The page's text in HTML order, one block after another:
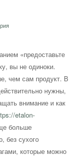
«предоставьте
вы не одиноки.
чем сам продукт. В
нужны,
внимание и как
etalon-
больше
без сухого
которые можно